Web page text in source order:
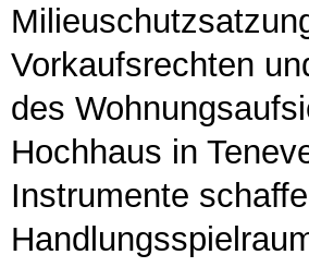
Vorkaufsrechten
des
Hochhaus in
Instrumente